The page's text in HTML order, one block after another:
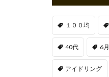
１００均
40代 6月
アイドリング